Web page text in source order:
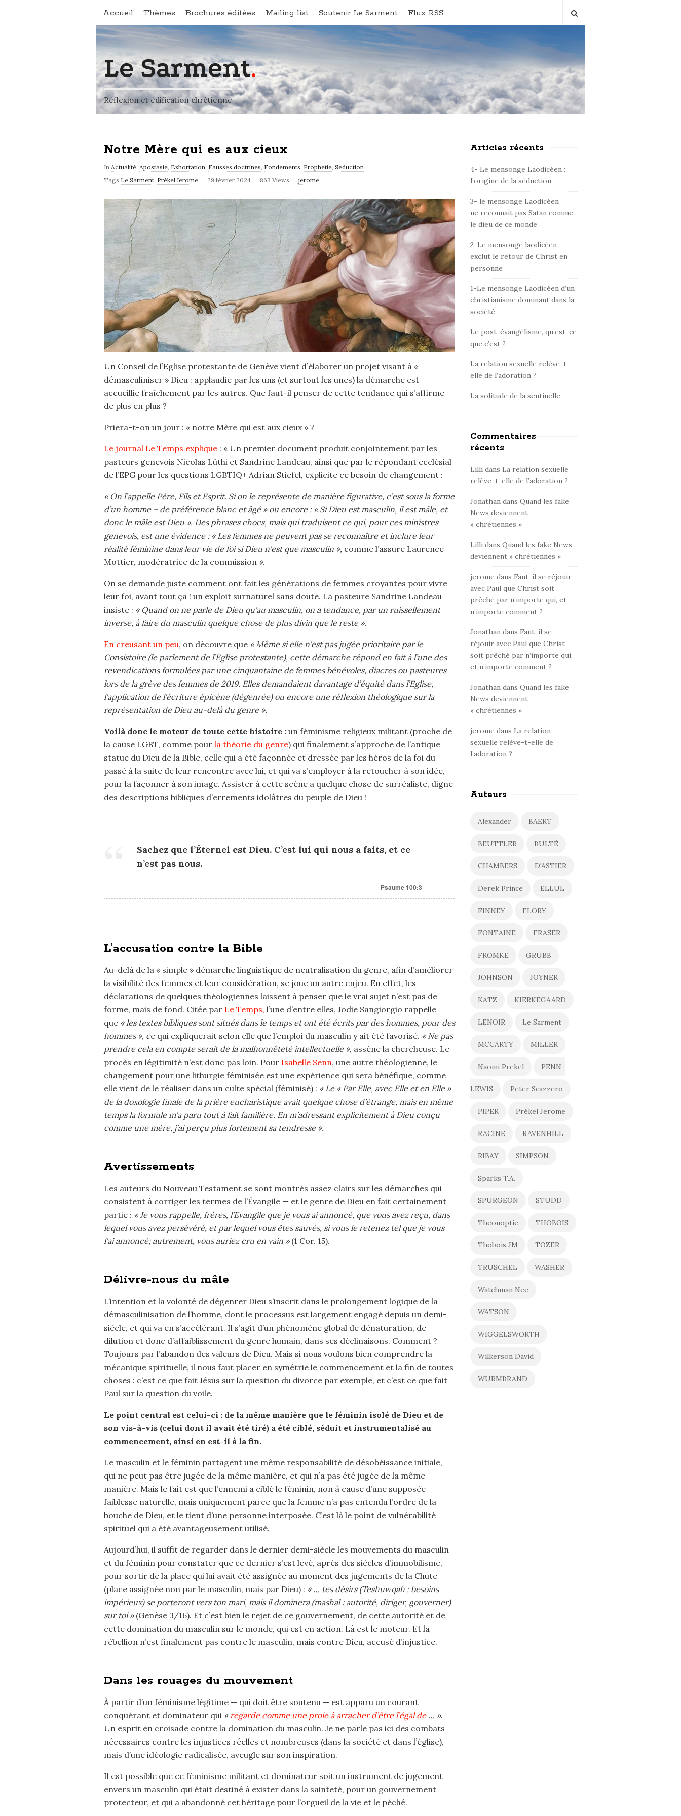
Accueil Thèmes Brochures éditées Mailing list Soutenir Le Sarment Flux RSS
Le Sarment.
Réflexion et édification chrétienne
Notre Mère qui es aux cieux
In Actualité, Apostasie, Exhortation, Fausses doctrines, Fondements, Prophétie, Séduction
Tags Le Sarment, Prékel Jerome 29 février 2024 863 Views jerome
Un Conseil de l’Eglise protestante de Genève vient d’élaborer un projet visant à «
démasculiniser » Dieu : applaudie par les uns (et surtout les unes) la démarche est
accueillie fraîchement par les autres. Que faut-il penser de cette tendance qui s’affirme
de plus en plus ?
Priera-t-on un jour : « notre Mère qui est aux cieux » ?
Le journal Le Temps explique : « Un premier document produit conjointement par les
pasteurs genevois Nicolas Lüthi et Sandrine Landeau, ainsi que par le répondant ecclésial
de l’EPG pour les questions LGBTIQ+ Adrian Stiefel, explicite ce besoin de changement :
« On l’appelle Père, Fils et Esprit. Si on le représente de manière figurative, c’est sous la forme
d’un homme – de préférence blanc et âgé » ou encore : « Si Dieu est masculin, il est mâle, et
donc le mâle est Dieu ». Des phrases chocs, mais qui traduisent ce qui, pour ces ministres
genevois, est une évidence : « Les femmes ne peuvent pas se reconnaître et inclure leur
réalité féminine dans leur vie de foi si Dieu n’est que masculin », comme l’assure Laurence
Mottier, modératrice de la commission».
On se demande juste comment ont fait les générations de femmes croyantes pour vivre
leur foi, avant tout ça ! un exploit surnaturel sans doute. La pasteure Sandrine Landeau
insiste : « Quand on ne parle de Dieu qu’au masculin, on a tendance, par un ruissellement
inverse, à faire du masculin quelque chose de plus divin que le reste ».
En creusant un peu, on découvre que « Même si elle n’est pas jugée prioritaire par le
Consistoire (le parlement de l’Eglise protestante), cette démarche répond en fait à l’une des
revendications formulées par une cinquantaine de femmes bénévoles, diacres ou pasteures
lors de la grève des femmes de 2019. Elles demandaient davantage d’équité dans l’Eglise,
l’application de l’écriture épicène (dégenrée) ou encore une réflexion théologique sur la
représentation de Dieu au-delà du genre ».
Voilà donc le moteur de toute cette histoire :un féminisme religieux militant (proche de
la cause LGBT, comme pourla théorie du genre) qui finalement s’approche de l’antique
statue du Dieu de la Bible, celle qui a été façonnée et dressée par les héros de la foi du
passé à la suite de leur rencontre avec lui, et qui va s’employer à la retoucher à son idée,
pour la façonner à son image. Assister à cette scène a quelque chose de surréaliste, digne
des descriptions bibliques d’errements idolâtres du peuple de Dieu !
Sachez que l’Éternel est Dieu. C’est lui qui nous a faits, et ce
n’est pas nous.
Psaume 100:3
L’accusation contre la Bible
Au-delà de la « simple » démarche linguistique de neutralisation du genre, afin d’améliorer
la visibilité des femmes et leur considération, se joue un autre enjeu. En effet, les
déclarations de quelques théologiennes laissent à penser que le vrai sujet n’est pas de
forme, mais de fond. Citée par Le Temps, l’une d’entre elles, Jodie Sangiorgio rappelle
que « les textes bibliques sont situés dans le temps et ont été écrits par des hommes, pour des
hommes », ce qui expliquerait selon elle que l’emploi du masculin y ait été favorisé. « Ne pas
prendre cela en compte serait de la malhonnêteté intellectuelle », assène la chercheuse. Le
procès en légitimité n’est donc pas loin. Pour Isabelle Senn, une autre théologienne, le
changement pour une lithurgie féminisée est une expérience qui sera bénéfique, comme
elle vient de le réaliser dans un culte spécial (féminisé) : « Le « Par Elle, avec Elle et en Elle »
de la doxologie finale de la prière eucharistique avait quelque chose d’étrange, mais en même
temps la formule m’a paru tout à fait familière. En m’adressant explicitement à Dieu conçu
comme une mère, j’ai perçu plus fortement sa tendresse ».
Avertissements
Les auteurs du Nouveau Testament se sont montrés assez clairs sur les démarches qui
consistent à corriger les termes de l’Évangile — et le genre de Dieu en fait certainement
partie : « Je vous rappelle, frères, l’Evangile que je vous ai annoncé, que vous avez reçu, dans
lequel vous avez persévéré, et par lequel vous êtes sauvés, si vous le retenez tel que je vous
l’ai annoncé; autrement, vous auriez cru en vain »(1 Cor. 15).
Délivre-nous du mâle
L’intention et la volonté de dégenrer Dieu s’inscrit dans le prolongement logique de la
démasculinisation de l’homme, dont le processus est largement engagé depuis un demi-
siècle, et qui va en s’accélérant. Il s’agit d’un phénomène global de dénaturation, de
dilution et donc d’affaiblissement du genre humain, dans ses déclinaisons. Comment ?
Toujours par l’abandon des valeurs de Dieu. Mais si nous voulons bien comprendre la
mécanique spirituelle, il nous faut placer en symétrie le commencement et la fin de toutes
choses : c’est ce que fait Jésus sur la question du divorce par exemple, et c’est ce que fait
Paul sur la question du voile.
Le point central est celui-ci : de la même manière que le féminin isolé de Dieu et de
son vis-à-vis (celui dont il avait été tiré) a été ciblé, séduit et instrumentalisé au
commencement, ainsi en est-il à la fin.
Le masculin et le féminin partagent une même responsabilité de désobéissance initiale,
qui ne peut pas être jugée de la même manière, et qui n’a pas été jugée de la même
manière. Mais le fait est que l’ennemi a ciblé le féminin, non à cause d’une supposée
faiblesse naturelle, mais uniquement parce que la femme n’a pas entendu l’ordre de la
bouche de Dieu, et le tient d’une personne interposée. C’est là le point de vulnérabilité
spirituel qui a été avantageusement utilisé.
Aujourd’hui, il suffit de regarder dans le dernier demi-siècle les mouvements du masculin
et du féminin pour constater que ce dernier s’est levé, après des siècles d’immobilisme,
pour sortir de la place qui lui avait été assignée au moment des jugements de la Chute
(place assignée non par le masculin, mais par Dieu) : « … tes désirs (Teshuwqah : besoins
impérieux) se porteront vers ton mari, mais il dominera (mashal : autorité, diriger, gouverner)
sur toi » (Genèse 3/16). Et c’est bien le rejet de ce gouvernement, de cette autorité et de
cette domination du masculin sur le monde, qui est en action. Là est le moteur. Et la
rébellion n’est finalement pas contre le masculin, mais contre Dieu, accusé d’injustice.
Dans les rouages du mouvement
À partir d’un féminisme légitime — qui doit être soutenu — est apparu un courant
conquérant et dominateur qui « regarde comme une proie à arracher d’être l’égal de… ».
Un esprit en croisade contre la domination du masculin. Je ne parle pas ici des combats
nécessaires contre les injustices réelles et nombreuses (dans la société et dans l’église),
mais d’une idéologie radicalisée, aveugle sur son inspiration.
Il est possible que ce féminisme militant et dominateur soit un instrument de jugement
envers un masculin qui était destiné à exister dans la sainteté, pour un gouvernement
protecteur, et qui a abandonné cet héritage pour l’orgueil de la vie et le péché.
S
t
S
i
d
e
b
a
Articles récents
4- Le mensonge Laodicéen :
l’origine de la séduction
3- le mensonge Laodicéen
ne reconnait pas Satan comme
le dieu de ce monde
2-Le mensonge laodicéen
exclut le retour de Christ en
personne
1-Le mensonge Laodicéen d’un
christianisme dominant dans la
société
Le post-évangélisme, qu’est-ce
que c’est ?
La relation sexuelle relève-t-
elle de l’adoration ?
La solitude de la sentinelle
Commentaires
récents
Lilli dans La relation sexuelle
relève-t-elle de l’adoration ?
Jonathan dansQuand les fake
News deviennent
« chrétiennes »
Lilli dansQuand les fake News
deviennent « chrétiennes »
jerome dans Faut-il se réjouir
avec Paul que Christ soit
prêché par n’importe qui, et
n’importe comment ?
Jonathan dans Faut-il se
réjouir avec Paul que Christ
soit prêché par n’importe qui,
et n’importe comment ?
Jonathan dansQuand les fake
News deviennent
« chrétiennes »
jerome dans La relation
sexuelle relève-t-elle de
l’adoration ?
Auteurs
Alexander BAERT
BEUTTLER BULTÉ
CHAMBERS D'ASTIER
Derek Prince ELLUL
FINNEY FLORY
FONTAINE FRASER
FROMKE GRUBB
JOHNSON JOYNER
KATZ KIERKEGAARD
LENOIR Le Sarment
MCCARTY MILLER
Naomi Prekel PENN-
LEWIS Peter Scazzero
PIPER Prékel Jerome
RACINE RAVENHILL
RIBAY SIMPSON
Sparks T.A.
SPURGEON STUDD
Theonoptie THOBOIS
Thobois JM TOZER
TRUSCHEL WASHER
Watchman Nee
WATSON
WIGGELSWORTH
Wilkerson David
WURMBRAND